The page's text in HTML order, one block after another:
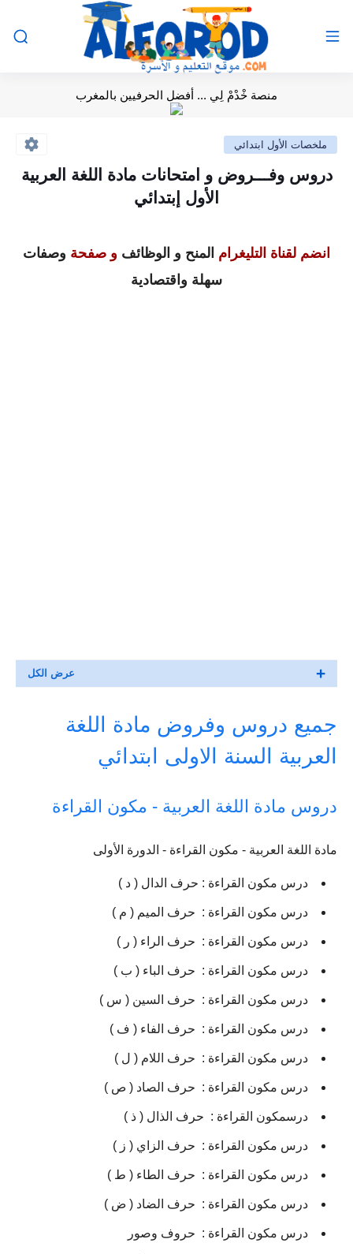
منصة خْدْمْ لِي ... أفضل الحرفيين بالمغرب
ملخصات الأول ابتدائي
دروس وفـــروض و امتحانات مادة اللغة العربية
الأول إبتدائي
انضم لقناة التليغرام المنح و الوظائف و صفحة وصفات
سهلة واقتصادية
جميع دروس وفروض مادة اللغة
العربية السنة الاولى ابتدائي
دروس مادة اللغة العربية - مكون القراءة
مادة اللغة العربية - مكون القراءة - الدورة الأولى
درس مكون القراءة : حرف الدال ( د )
درس مكون القراءة : حرف الميم ( م )
درس مكون القراءة : حرف الراء ( ر )
درس مكون القراءة : حرف الباء ( ب )
درس مكون القراءة : حرف السين ( س )
درس مكون القراءة : حرف الفاء ( ف )
درس مكون القراءة : حرف اللام ( ل )
درس مكون القراءة : حرف الصاد ( ص )
درسمكون القراءة : حرف الذال ( ذ )
درس مكون القراءة : حرف الزاي ( ز )
درس مكون القراءة : حرف الطاء ( ط )
درس مكون القراءة : حرف الضاد ( ض )
درس مكون القراءة : حروف وصور